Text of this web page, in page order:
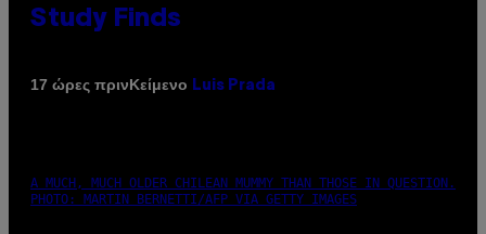
Study Finds
17 ώρες πρινΚείμενο Luis Prada
A MUCH, MUCH OLDER CHILEAN MUMMY THAN THOSE IN QUESTION.
PHOTO: MARTIN BERNETTI/AFP VIA GETTY IMAGES